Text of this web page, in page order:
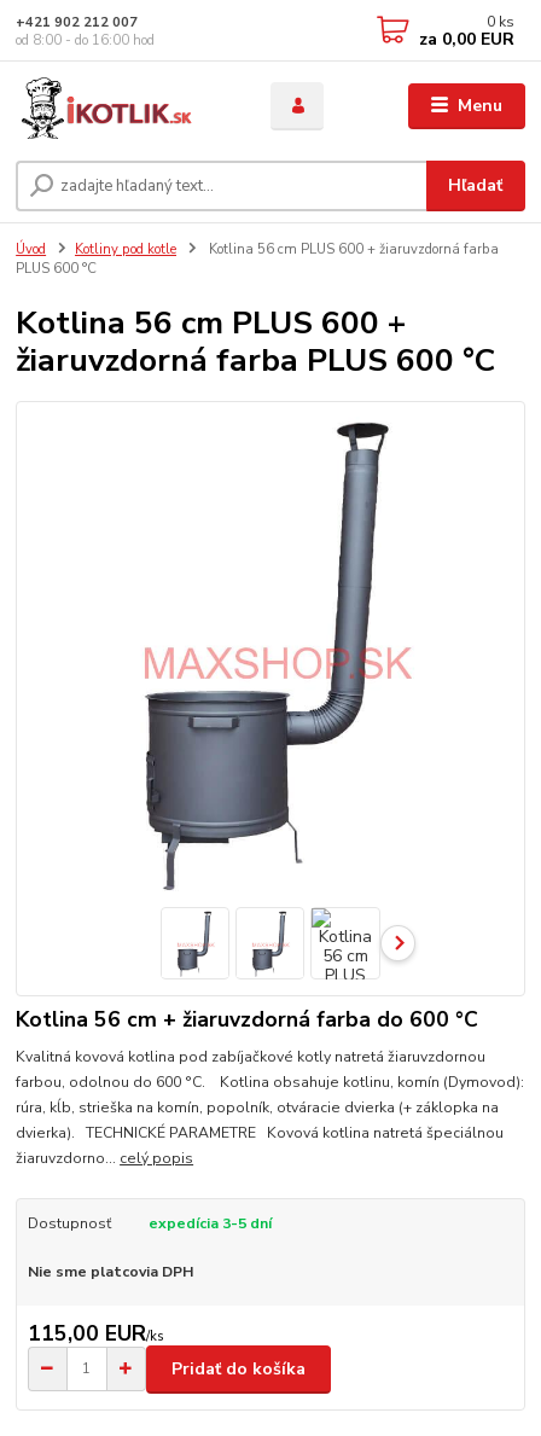
Menu
Hľadať
+421 902 212 007
od 8:00 - do 16:00 hod
0 ks
za 0,00 EUR
Úvod Kotliny pod kotle
Kotlina 56 cm PLUS 600 + žiaruvzdorná farba
PLUS 600 °C
Kotlina 56 cm PLUS 600 +
žiaruvzdorná farba PLUS 600 °C
Kotlina 56 cm + žiaruvzdorná farba do 600 °C
Kvalitná kovová kotlina pod zabíjačkové kotly natretá žiaruvzdornou
farbou, odolnou do 600 °C. Kotlina obsahuje kotlinu, komín (Dymovod):
rúra, kĺb, strieška na komín, popolník, otváracie dvierka (+ záklopka na
dvierka). TECHNICKÉ PARAMETRE Kovová kotlina natretá špeciálnou
žiaruvzdorno... celý popis
Dostupnosť expedícia 3-5 dní
Nie sme platcovia DPH
115,00 EUR/ks
Pridať do košíka